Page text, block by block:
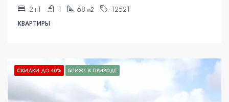
2+1 1 68 м2 12521
КВАРТИРЫ
СКИДКИ ДО 40% БЛИЖЕ К ПРИРОДЕ